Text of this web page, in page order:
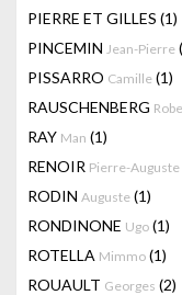
PIERRE ET GILLES (1)
PINCEMIN Jean-Pierre
PISSARRO Camille (1)
RAUSCHENBERG
RAY Man (1)
RENOIR Pierre-Auguste
RODIN Auguste (1)
RONDINONE Ugo (1)
ROTELLA Mimmo (1)
ROUAULT Georges (2)